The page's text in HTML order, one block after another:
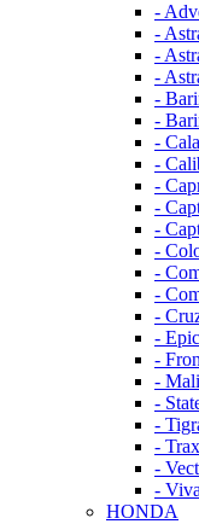
-
-
-
-
-
-
-
-
-
-
-
-
-
-
-
-
-
-
-
-
- Trax
-
-
HONDA